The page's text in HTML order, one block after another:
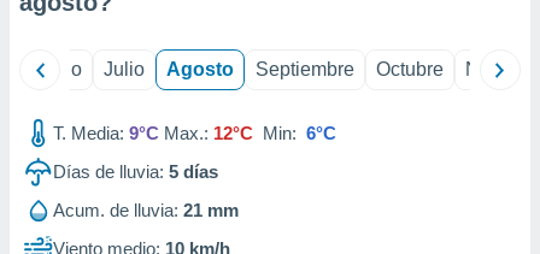
mediante
publicidad
publicidad
Junio Julio Agosto Septiembre Octubre
T. Media: 9°C Max.: 12°C Min: 6°C
Días de lluvia: 5 días
Acum. de lluvia: 21 mm
Viento medio: 10 km/h